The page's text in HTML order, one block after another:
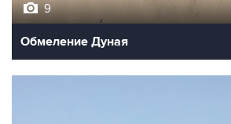
9
Обмеление Дуная